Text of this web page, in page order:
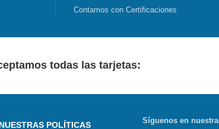
Contamos con Certificaciones
todas las tarjetas:
NUESTRAS POLÍTICAS
Síguenos en